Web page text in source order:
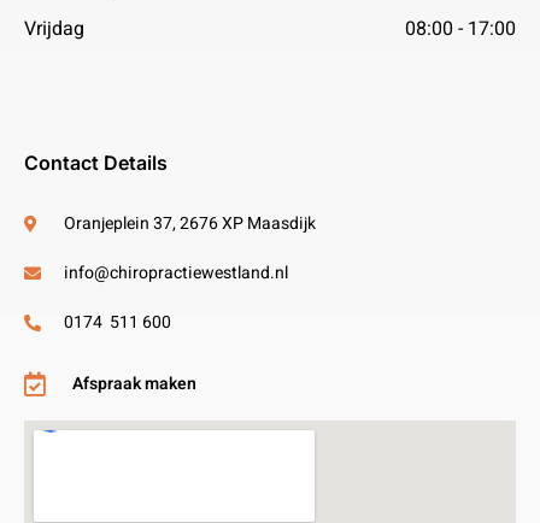
Vrijdag
08:00 - 17:00
Contact Details
Oranjeplein 37, 2676 XP Maasdijk
info@chiropractiewestland.nl
0174 511 600
Afspraak maken